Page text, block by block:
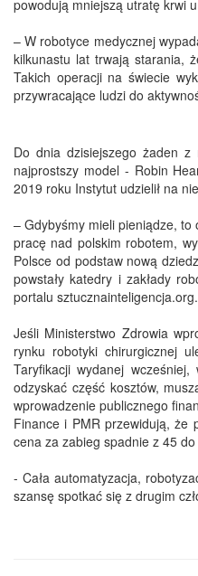
powodują mniejszą utratę krwi
– W robotyce medycznej
kilkunastu lat trwają starania,
Takich operacji na świecie
przywracające ludzi do
Do dnia dzisiejszego żaden z
najprostszy model - Robin
2019 roku Instytut udzielił na
– Gdybyśmy mieli pieniądze,
pracę nad polskim robotem,
Polsce od podstaw nową
powstały katedry i zakłady
portalu
Jeśli Ministerstwo Zdrowia
rynku robotyki chirurgicznej
Taryfikacji wydanej
odzyskać część kosztów,
wprowadzenie publicznego
Finance i PMR przewidują, że
cena za zabieg spadnie z 45 do
- Cała automatyzacja,
szansę spotkać się z drugim